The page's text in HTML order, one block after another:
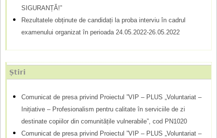
t
a
SIGURANȚĂ!”
Rezultatele obținute de candidați la proba interviu în cadrul
examenului organizat în perioada 24.05.2022-26.05.2022
Știri
Comunicat de presa privind Proiectul ”VIP – PLUS „Voluntariat –
Inițiative – Profesionalism pentru calitate în serviciile de zi
destinate copiilor din comunitățile vulnerabile”, cod PN1020
Comunicat de presa privind Proiectul ”VIP – PLUS „Voluntariat –